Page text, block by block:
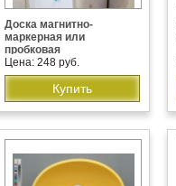
Доска магнитно-
маркерная или
пробковая
Цена: 248 руб.
Купить